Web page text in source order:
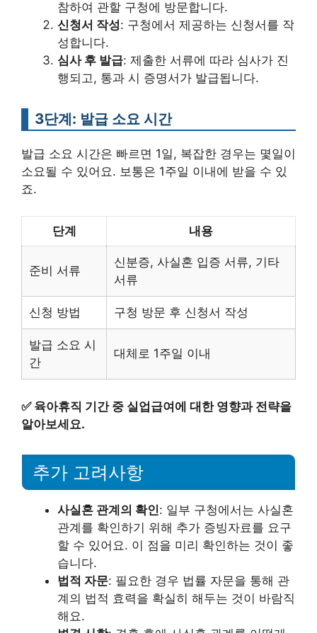
참하여 관할 구청에 방문합니다.
신청서 작성: 구청에서 제공하는 신청서를 작
성합니다.
심사 후 발급: 제출한 서류에 따라 심사가 진
행되고, 통과 시 증명서가 발급됩니다.
3단계: 발급 소요 시간
발급 소요 시간은 빠르면 1일, 복잡한 경우는 몇일이
소요될 수 있어요. 보통은 1주일 이내에 받을 수 있
죠.
단계 내용
준비 서류
신분증, 사실혼 입증 서류, 기타
서류
신청 방법 구청 방문 후 신청서 작성
발급 소요 시
간
대체로 1주일 이내
✅ 육아휴직 기간 중 실업급여에 대한 영향과 전략을
알아보세요.
추가 고려사항
사실혼 관계의 확인: 일부 구청에서는 사실혼
관계를 확인하기 위해 추가 증빙자료를 요구
할 수 있어요. 이 점을 미리 확인하는 것이 좋
습니다.
법적 자문: 필요한 경우 법률 자문을 통해 관
계의 법적 효력을 확실히 해두는 것이 바람직
해요.